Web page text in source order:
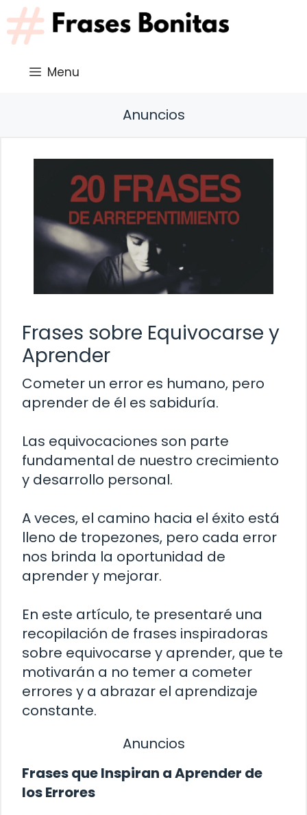
Saltar
al
contenido
Menu
Anuncios
Frases sobre Equivocarse y
Aprender
Cometer un error es humano, pero
aprender de él es sabiduría.
Las equivocaciones son parte
fundamental de nuestro crecimiento
y desarrollo personal.
A veces, el camino hacia el éxito está
lleno de tropezones, pero cada error
nos brinda la oportunidad de
aprender y mejorar.
En este artículo, te presentaré una
recopilación de frases inspiradoras
sobre equivocarse y aprender, que te
motivarán a no temer a cometer
errores y a abrazar el aprendizaje
constante.
Anuncios
Frases que Inspiran a Aprender de
los Errores